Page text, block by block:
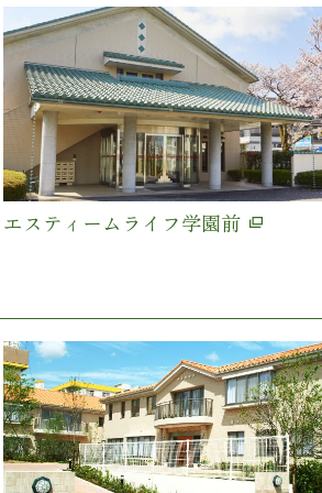
エスティームライフ学園前